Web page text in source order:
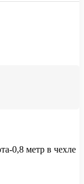
0,8 метр в чехле